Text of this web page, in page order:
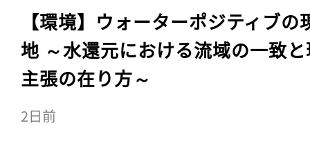
【環境】ウォーターポジティブの
地 ～水還元における流域の一致
主張の在り方～
2日前